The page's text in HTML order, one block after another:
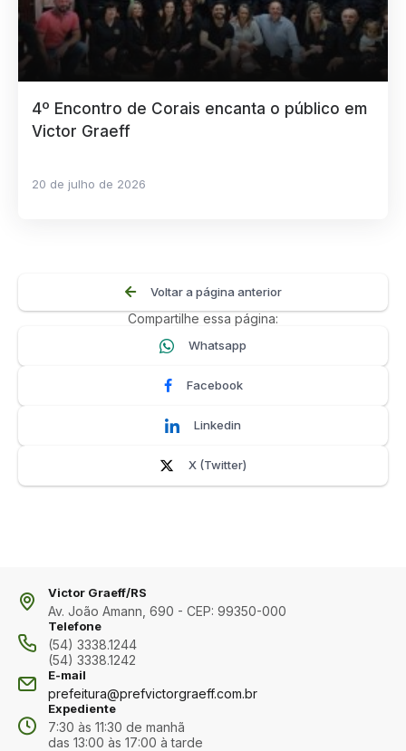
4º Encontro de Corais encanta o público em
Victor Graeff
20 de julho de 2026
Voltar a página anterior
Compartilhe essa página:
Whatsapp
Facebook
Linkedin
X (Twitter)
Victor Graeff/RS
Av. João Amann, 690 - CEP: 99350-000
Telefone
(54) 3338.1244
(54) 3338.1242
E-mail
prefeitura@prefvictorgraeff.com.br
Expediente
7:30 às 11:30 de manhã
das 13:00 às 17:00 à tarde